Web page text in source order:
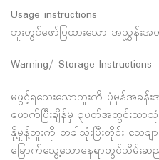
Usage instructions
ဘူးတွင်ဖော်ပြထားသော အညွှန်းအ
Warning/ Storage Instructions
မဖွင့်ရသေးသောဘူးကို ပုံမှန်အခန်း
ဖောက်ပြီးချိန်မှ ၃ပတ်အတွင်းသာသုံး
နို့မှုန့်ဘူးကို တခါသုံးပြီးတိုင်း သေခ
ခြောက်သွေ့သောနေရာတွင်သိမ်းဆည်